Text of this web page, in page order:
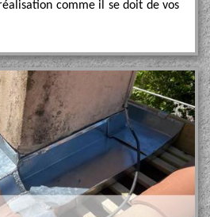
comme il se doit de vos